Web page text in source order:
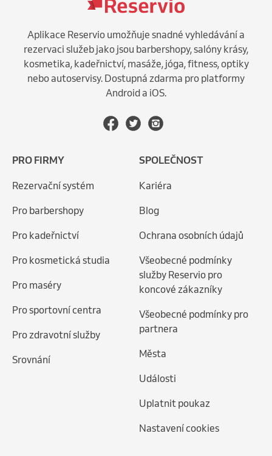
Aplikace Reservio umožňuje snadné vyhledávání a
rezervaci služeb jako jsou barbershopy, salóny krásy,
kosmetika, kadeřnictví, masáže, jóga, fitness, optiky
nebo autoservisy. Dostupná zdarma pro platformy
Android a iOS.
PRO FIRMY
Rezervační systém
Pro barbershopy
Pro kadeřnictví
Pro kosmetická studia
Pro maséry
Pro sportovní centra
Pro zdravotní služby
Srovnání
SPOLEČNOST
Kariéra
Blog
Ochrana osobních údajů
Všeobecné podmínky
služby Reservio pro
koncové zákazníky
Všeobecné podmínky pro
partnera
Města
Události
Uplatnit poukaz
Nastavení cookies